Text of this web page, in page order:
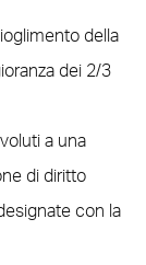
della
dei 2/3
a una
di diritto
con la